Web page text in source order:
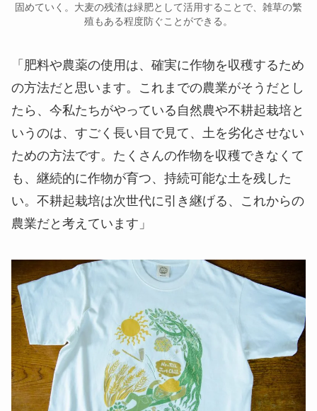
固めていく。大麦の残渣は緑肥として活用することで、雑草の繁
殖もある程度防ぐことができる。
「肥料や農薬の使用は、確実に作物を収穫するため
の方法だと思います。これまでの農業がそうだとし
たら、今私たちがやっている自然農や不耕起栽培と
いうのは、すごく長い目で見て、土を劣化させない
ための方法です。たくさんの作物を収穫できなくて
も、継続的に作物が育つ、持続可能な土を残した
い。不耕起栽培は次世代に引き継げる、これからの
農業だと考えています」